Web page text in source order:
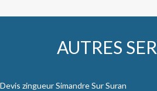
AUTRES
Devis zingueur Simandre Sur Suran